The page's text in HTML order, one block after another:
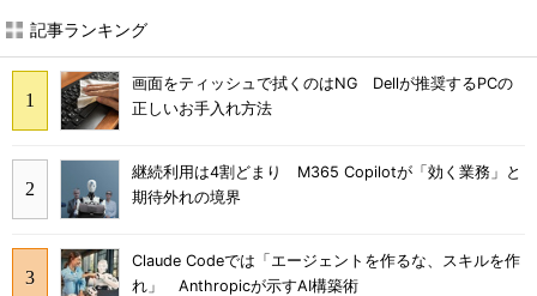
記事ランキング
画面をティッシュで拭くのはNG Dellが推奨するPCの
正しいお手入れ方法
継続利用は4割どまり M365 Copilotが「効く業務」と
期待外れの境界
Claude Codeでは「エージェントを作るな、スキルを作
れ」 Anthropicが示すAI構築術